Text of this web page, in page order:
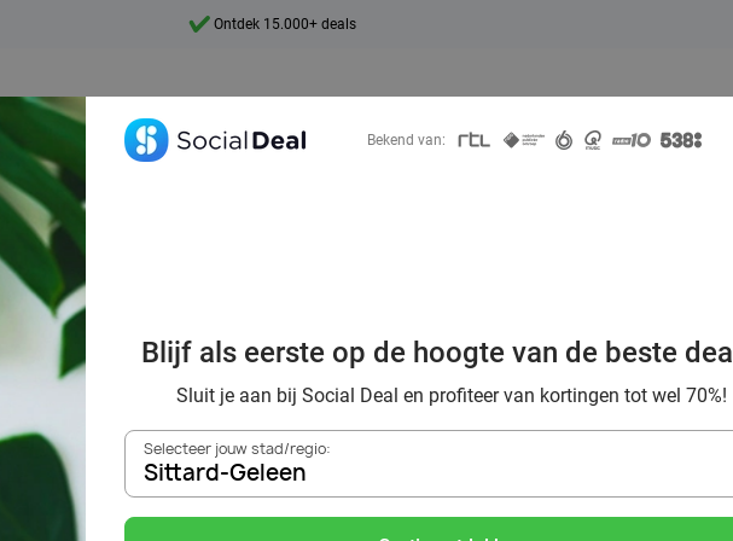
in Sittard-
beautydeals via
Deal
Bekend van:
Blijf als eerste op de hoogte van de beste
Sluit je aan bij Social Deal en profiteer van kortingen tot wel 70%!
Selecteer jouw stad/regio:
Sittard-Geleen